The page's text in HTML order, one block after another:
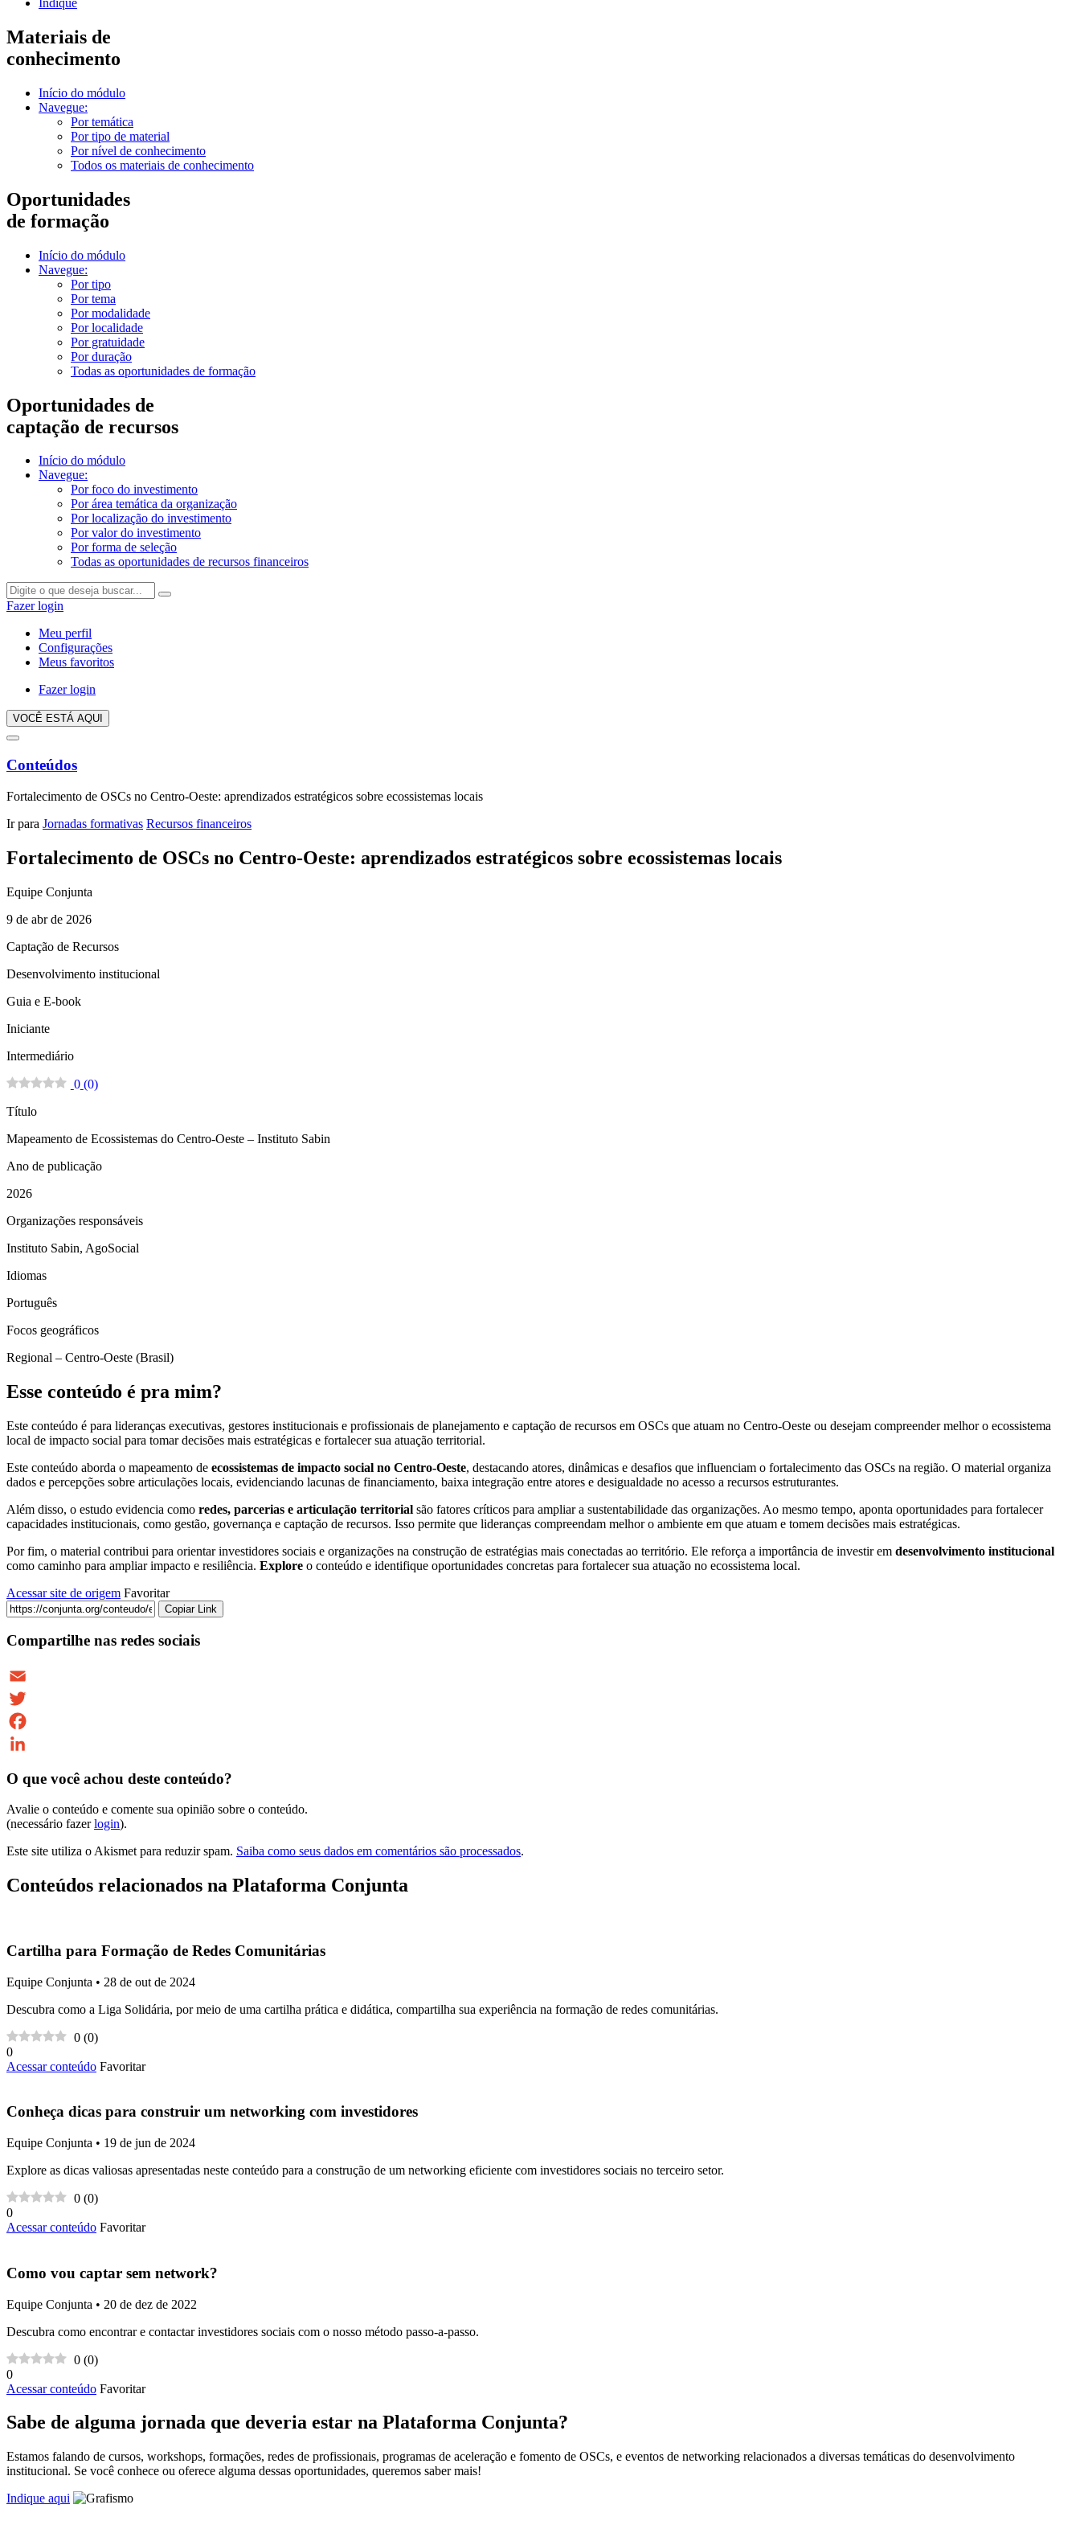
Indique
Materiais de
conhecimento
Início do módulo
Navegue:
Por temática
Por tipo de material
Por nível de conhecimento
Todos os materiais de conhecimento
Oportunidades
de formação
Início do módulo
Navegue:
Por tipo
Por tema
Por modalidade
Por localidade
Por gratuidade
Por duração
Todas as oportunidades de formação
Oportunidades de
captação de recursos
Início do módulo
Navegue:
Por foco do investimento
Por área temática da organização
Por localização do investimento
Por valor do investimento
Por forma de seleção
Todas as oportunidades de recursos financeiros
Fazer login
Meu perfil
Configurações
Meus favoritos
Fazer login
VOCÊ ESTÁ AQUI
Conteúdos
Fortalecimento de OSCs no Centro-Oeste: aprendizados estratégicos sobre ecossistemas locais
Ir para Jornadas formativas Recursos financeiros
Fortalecimento de OSCs no Centro-Oeste: aprendizados estratégicos sobre ecossistemas locais
Equipe Conjunta
9 de abr de 2026
Captação de Recursos
Desenvolvimento institucional
Guia e E-book
Iniciante
Intermediário
0 (0)
Título
Mapeamento de Ecossistemas do Centro-Oeste – Instituto Sabin
Ano de publicação
2026
Organizações responsáveis
Instituto Sabin, AgoSocial
Idiomas
Português
Focos geográficos
Regional – Centro-Oeste (Brasil)
Esse conteúdo é pra mim?
Este conteúdo é para lideranças executivas, gestores institucionais e profissionais de planejamento e captação de recursos em OSCs que atuam no Centro-Oeste ou desejam compreender melhor o ecossistema
local de impacto social para tomar decisões mais estratégicas e fortalecer sua atuação territorial.
Este conteúdo aborda o mapeamento de ecossistemas de impacto social no Centro-Oeste, destacando atores, dinâmicas e desafios que influenciam o fortalecimento das OSCs na região. O material organiza
dados e percepções sobre articulações locais, evidenciando lacunas de financiamento, baixa integração entre atores e desigualdade no acesso a recursos estruturantes.
Além disso, o estudo evidencia como redes, parcerias e articulação territorial são fatores críticos para ampliar a sustentabilidade das organizações. Ao mesmo tempo, aponta oportunidades para fortalecer
capacidades institucionais, como gestão, governança e captação de recursos. Isso permite que lideranças compreendam melhor o ambiente em que atuam e tomem decisões mais estratégicas.
Por fim, o material contribui para orientar investidores sociais e organizações na construção de estratégias mais conectadas ao território. Ele reforça a importância de investir em desenvolvimento institucional
como caminho para ampliar impacto e resiliência. Explore o conteúdo e identifique oportunidades concretas para fortalecer sua atuação no ecossistema local.
Acessar site de origem Favoritar
Copiar Link
Compartilhe nas redes sociais
Email
Twitter
Facebook
O que você achou deste conteúdo?
Avalie o conteúdo e comente sua opinião sobre o conteúdo.
(necessário fazerlogin).
Este site utiliza o Akismet para reduzir spam. Saiba como seus dados em comentários são processados.
Conteúdos relacionados na Plataforma Conjunta
Cartilha para Formação de Redes Comunitárias
Equipe Conjunta • 28 de out de 2024
Descubra como a Liga Solidária, por meio de uma cartilha prática e didática, compartilha sua experiência na formação de redes comunitárias.
0 (0)
0
Acessar conteúdo Favoritar
Conheça dicas para construir um networking com investidores
Equipe Conjunta • 19 de jun de 2024
Explore as dicas valiosas apresentadas neste conteúdo para a construção de um networking eficiente com investidores sociais no terceiro setor.
0 (0)
0
Acessar conteúdo Favoritar
Como vou captar sem network?
Equipe Conjunta • 20 de dez de 2022
Descubra como encontrar e contactar investidores sociais com o nosso método passo-a-passo.
0 (0)
0
Acessar conteúdo Favoritar
Sabe de alguma jornada que deveria estar na Plataforma Conjunta?
Estamos falando de cursos, workshops, formações, redes de profissionais, programas de aceleração e fomento de OSCs, e eventos de networking relacionados a diversas temáticas do desenvolvimento
institucional. Se você conhece ou oferece alguma dessas oportunidades, queremos saber mais!
Indique aqui